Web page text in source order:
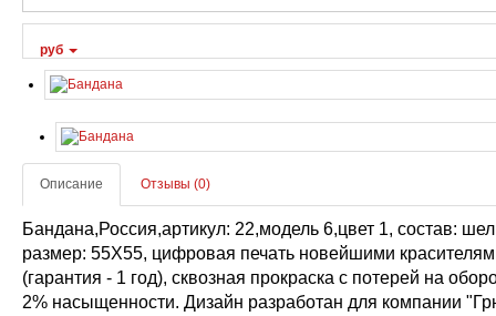
руб
Описание Отзывы (0)
Бандана,Россия,артикул: 22,модель 6,цвет 1, состав:
размер: 55Х55, цифровая печать новейшими
(гарантия - 1 год), сквозная прокраска с потерей на
2% насыщенности. Дизайн разработан для компании